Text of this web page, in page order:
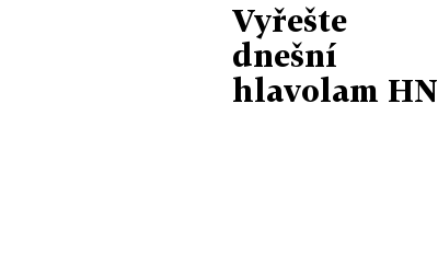
Vyřešte
dnešní
hlavolam HN